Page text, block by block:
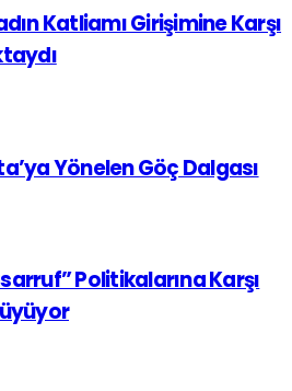
Katliamı Girişimine Karşı
Yönelen Göç Dalgası
Politikalarına Karşı